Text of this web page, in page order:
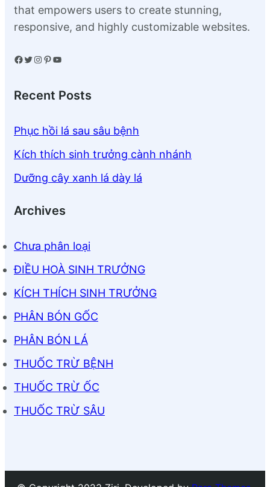
that empowers users to create stunning,
responsive, and highly customizable websites.
Facebook Twitter Instagram Pinterest YouTube
Recent Posts
Phục hồi lá sau sâu bệnh
Kích thích sinh trưởng cành nhánh
Dưỡng cây xanh lá dày lá
Archives
Chưa phân loại
ĐIỀU HOÀ SINH TRƯỞNG
KÍCH THÍCH SINH TRƯỞNG
PHÂN BÓN GỐC
PHÂN BÓN LÁ
THUỐC TRỪ BỆNH
THUỐC TRỪ ỐC
THUỐC TRỪ SÂU